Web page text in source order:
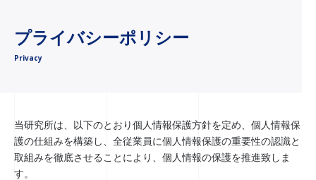
プライバシーポリシー
Privacy
当研究所は、以下のとおり個人情報保護方針を定め、個人情報保
護の仕組みを構築し、全従業員に個人情報保護の重要性の認識と
取組みを徹底させることにより、個人情報の保護を推進致しま
す。